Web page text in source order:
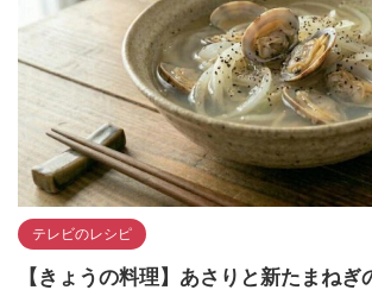
テレビのレシピ
【きょうの料理】あさりと新たまねぎ